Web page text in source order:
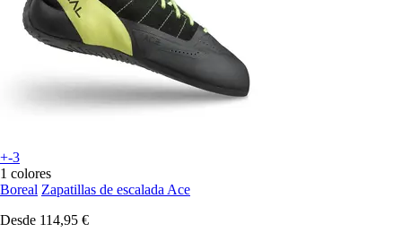
+-3
1 colores
Boreal Zapatillas de escalada Ace
Desde 114,95 €